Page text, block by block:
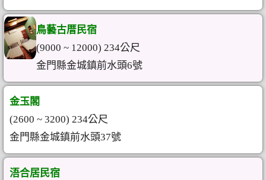
鳥藝古厝民宿
(9000 ~ 12000) 234公尺
金門縣金城鎮前水頭6號
金玉閣
(2600 ~ 3200) 234公尺
金門縣金城鎮前水頭37號
浯合居民宿